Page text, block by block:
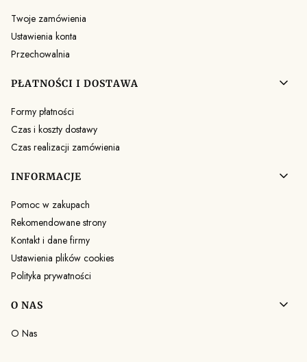
Twoje zamówienia
Ustawienia konta
Przechowalnia
PŁATNOŚCI I DOSTAWA
Formy płatności
Czas i koszty dostawy
Czas realizacji zamówienia
INFORMACJE
Pomoc w zakupach
Rekomendowane strony
Kontakt i dane firmy
Ustawienia plików cookies
Polityka prywatności
O NAS
O Nas